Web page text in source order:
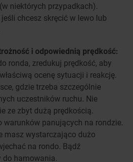
niektórych przypadkach).
chcesz skręcić w lewo lub
i odpowiednią prędkość:
ronda, zredukuj prędkość, aby
ocenę sytuacji i reakcję.
gdzie trzeba szczególnie
uczestników ruchu. Nie
ze zbyt dużą prędkością.
warunków panujących na rondzie.
masz wystarczająco dużo
na rondo. Bądź
do hamowania.